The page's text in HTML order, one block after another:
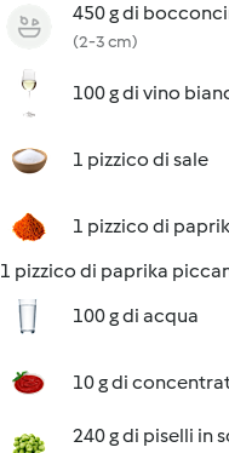
450 g di
(2-3 cm)
100 g di vino
1 pizzico di sale
1 pizzico di
1 pizzico di paprika
100 g di acqua
10 g di
240 g di piselli in